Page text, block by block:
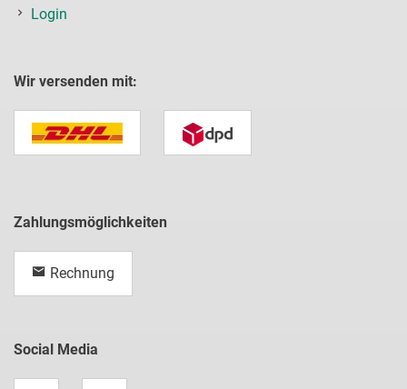
Login
Wir versenden mit:
Zahlungsmöglichkeiten
Rechnung
Social Media